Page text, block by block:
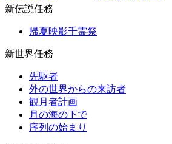
新伝説任務
帰夏映影千霊祭
新世界任務
先駆者
外の世界からの来訪者
観月者計画
月の海の下で
序列の始まり